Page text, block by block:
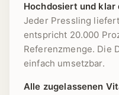
Hochdosiert und
Jeder Pressling
entspricht 20.000
Referenzmenge. Die
einfach umsetzbar.
Alle zugelassenen